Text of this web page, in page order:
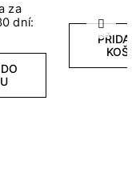
Další
za
dní: